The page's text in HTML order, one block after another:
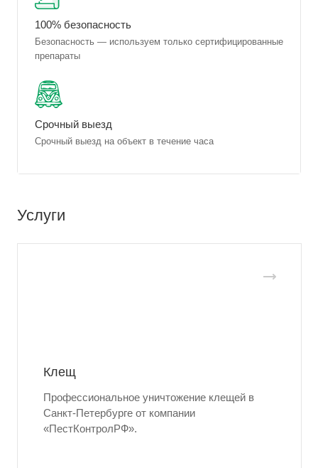
100% безопасность
Безопасность — используем только сертифицированные
препараты
Срочный выезд
Срочный выезд на объект в течение часа
Услуги
Клещ
Профессиональное уничтожение клещей в
Санкт-Петербурге от компании
«ПестКонтролРФ».